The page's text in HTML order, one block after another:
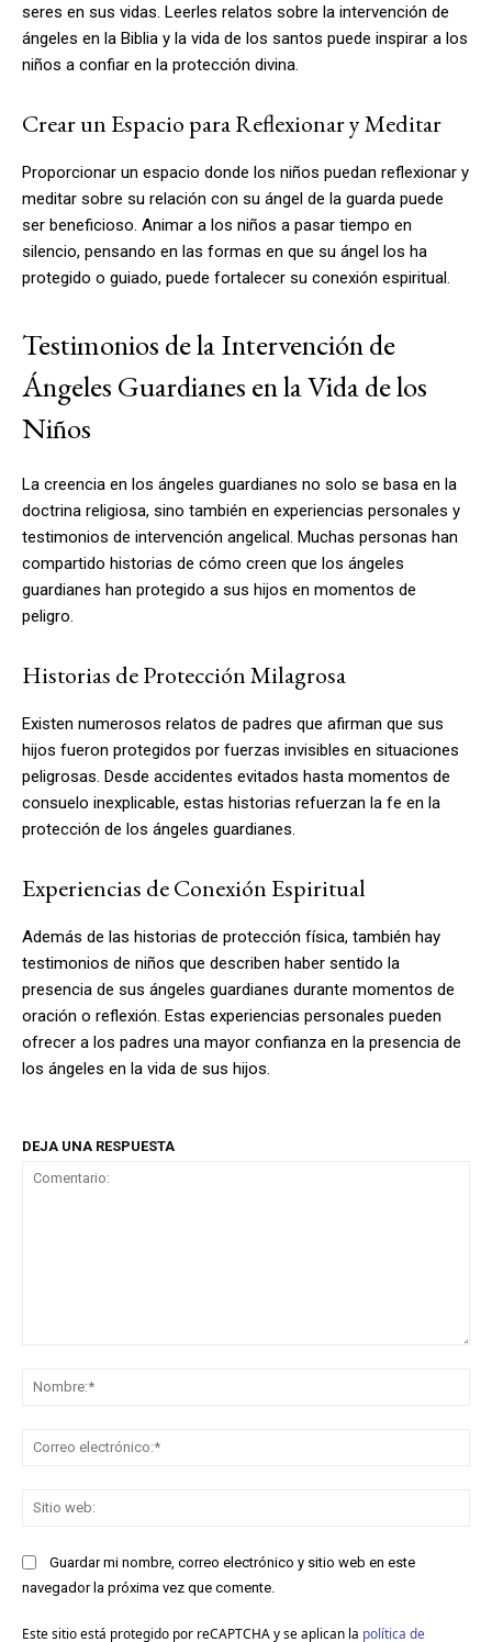
seres en sus vidas. Leerles relatos sobre la intervención de
ángeles en la Biblia y la vida de los santos puede inspirar a los
niños a confiar en la protección divina.
Crear un Espacio para Reflexionar y Meditar
Proporcionar un espacio donde los niños puedan reflexionar y
meditar sobre su relación con su ángel de la guarda puede
ser beneficioso. Animar a los niños a pasar tiempo en
silencio, pensando en las formas en que su ángel los ha
protegido o guiado, puede fortalecer su conexión espiritual.
Testimonios de la Intervención de
Ángeles Guardianes en la Vida de los
Niños
La creencia en los ángeles guardianes no solo se basa en la
doctrina religiosa, sino también en experiencias personales y
testimonios de intervención angelical. Muchas personas han
compartido historias de cómo creen que los ángeles
guardianes han protegido a sus hijos en momentos de
peligro.
Historias de Protección Milagrosa
Existen numerosos relatos de padres que afirman que sus
hijos fueron protegidos por fuerzas invisibles en situaciones
peligrosas. Desde accidentes evitados hasta momentos de
consuelo inexplicable, estas historias refuerzan la fe en la
protección de los ángeles guardianes.
Experiencias de Conexión Espiritual
Además de las historias de protección física, también hay
testimonios de niños que describen haber sentido la
presencia de sus ángeles guardianes durante momentos de
oración o reflexión. Estas experiencias personales pueden
ofrecer a los padres una mayor confianza en la presencia de
los ángeles en la vida de sus hijos.
DEJA UNA RESPUESTA
Guardar mi nombre, correo electrónico y sitio web en este
navegador la próxima vez que comente.
Este sitio está protegido por reCAPTCHA y se aplican la política de